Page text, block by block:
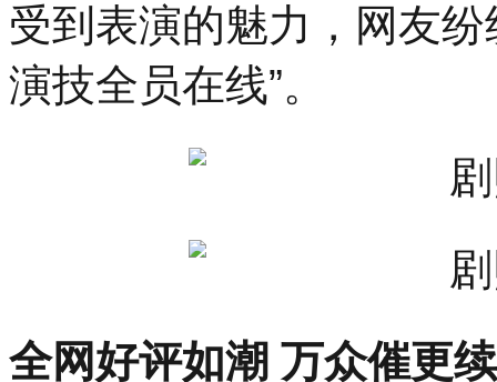
受到表演的魅力，网友
演技全员在线”。
全网好评如潮 万众催更